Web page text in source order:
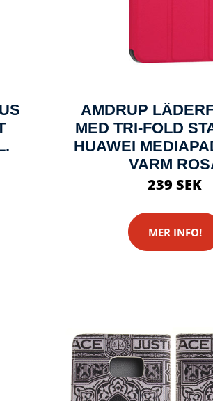
AMDRUP
MED TRI-FOLD
HUAWEI
VARM
239 SEK
MER INFO!